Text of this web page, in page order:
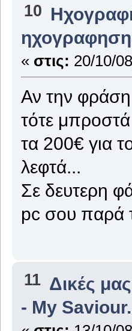
10
« στις: 20/10/
Αν την φράση
τότε
τα 200€ για
λεφτά...
Σε δευτερη
pc σου παρά
11 Δικές
- My